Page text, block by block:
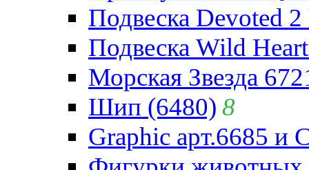
Подвеска Devoted
Подвеска Wild
Морская Звезда
Шип (6480) 8
Graphic арт.6685 и